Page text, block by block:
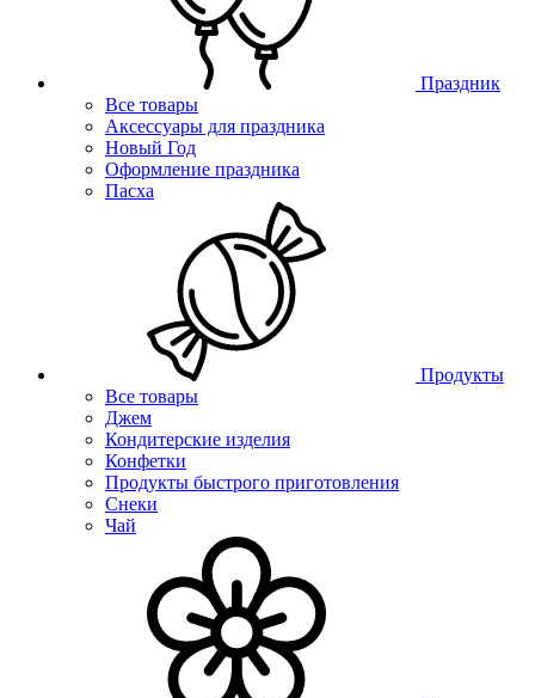
Праздник
Все товары
Аксессуары для праздника
Новый Год
Оформление праздника
Пасха
Продукты
Все товары
Джем
Кондитерские изделия
Конфетки
Продукты быстрого приготовления
Снеки
Чай